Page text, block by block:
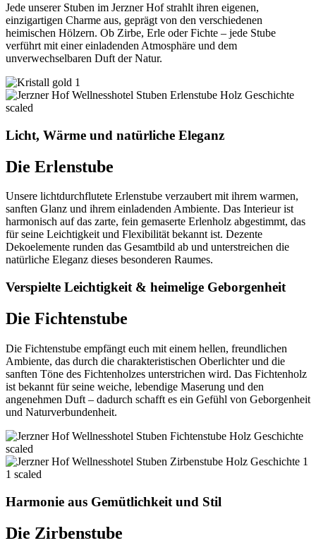
Jede unserer Stuben im Jerzner Hof strahlt ihren eigenen,
einzigartigen Charme aus, geprägt von den verschiedenen
heimischen Hölzern. Ob Zirbe, Erle oder Fichte – jede Stube
verführt mit einer einladenden Atmosphäre und dem
unverwechselbaren Duft der Natur.
Licht, Wärme und natürliche Eleganz
Die Erlenstube
Unsere lichtdurchflutete Erlenstube verzaubert mit ihrem warmen,
sanften Glanz und ihrem einladenden Ambiente. Das Interieur ist
harmonisch auf das zarte, fein gemaserte Erlenholz abgestimmt, das
für seine Leichtigkeit und Flexibilität bekannt ist. Dezente
Dekoelemente runden das Gesamtbild ab und unterstreichen die
natürliche Eleganz dieses besonderen Raumes.
Verspielte Leichtigkeit & heimelige Geborgenheit
Die Fichtenstube
Die Fichtenstube empfängt euch mit einem hellen, freundlichen
Ambiente, das durch die charakteristischen Oberlichter und die
sanften Töne des Fichtenholzes unterstrichen wird. Das Fichtenholz
ist bekannt für seine weiche, lebendige Maserung und den
angenehmen Duft – dadurch schafft es ein Gefühl von Geborgenheit
und Naturverbundenheit.
Harmonie aus Gemütlichkeit und Stil
Die Zirbenstube